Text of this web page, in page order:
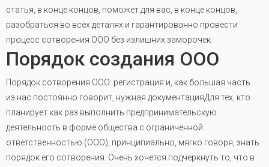
статья, в конце концов, поможет для вас, в конце концов,
разобраться во всех деталях и гарантированно провести
процесс сотворения ООО без излишних заморочек.
Порядок создания ООО
Порядок сотворения ООО: регистрация и, как большая часть
из нас постоянно говорит, нужная документацияДля тех, кто
планирует как раз выполнить предпринимательскую
деятельность в форме общества с ограниченной
ответственностью (ООО), принципиально, мягко говоря, знать
порядок его сотворения. Очень хочется подчеркнуть то, что в